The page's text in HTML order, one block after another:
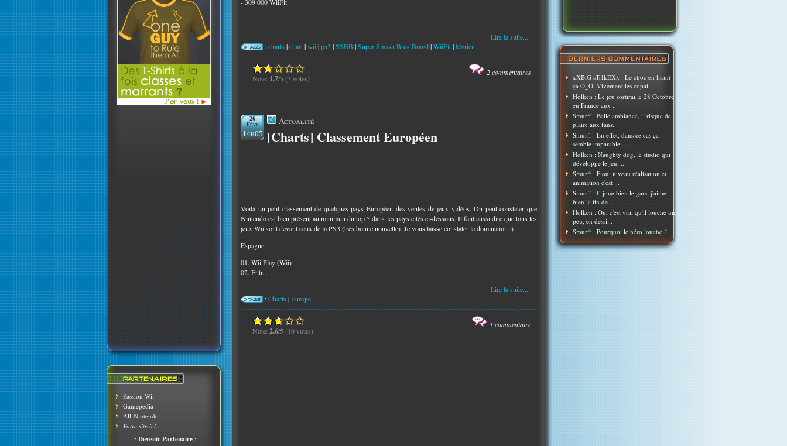
Passion Wii
Gamepedia
All-Nintendo
Votre site ici...
:: Devenir Partenaire ::
xXBiG sTrIkEXx : Le choc en lisant
ça O_O. Vivement les copai...
Holken : Le jeu sortirai le 28 Octobre
en France aux ...
Smurff : Belle ambiance, il risque de
plaire aux fans...
Smurff : En effet, dans ce cas ça
semble imparable......
Holken : Naughty dog, le studio qui
développe le jeu,...
Smurff : Fiou, niveau réalisation et
animation c'est ...
Smurff : Il joue bien le gars, j'aime
bien la fin de ...
Holken : Oui c'est vrai qu'il louche un
peu, en dessi...
Smurff : Pourquoi le héro louche ?
Lire la suite...
:charts |chart|wii|ps3 |SSBB |Super Smash Bros Brawl|WiiFit|février
2 commentaires
Note: 1.7/5 (3 votes)
26
Févr
14h05
Actualité
[Charts] Classement Européen
Voilà un petit classement de quelques pays Européen des ventes de jeux vidéos. On peut constater que
Nintendo est bien présent au minimun du top 5 dans les pays cités ci-dessous. Il faut aussi dire que tous les
jeux Wii sont devant ceux de la PS3 (très bonne nouvelle). Je vous laisse constater la domination :)
Espagne
01. Wii Play (Wii)
02. Entr...
Lire la suite...
:Charts |Europe
1 commentaire
Note: 2.6/5 (10 votes)